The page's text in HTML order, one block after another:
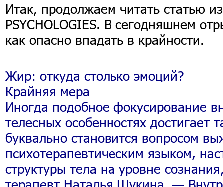
Итак, продолжаем читать статью
PSYCHOLOGIES. В сегодняшнем
как опасно впадать в крайности.
Жир: откуда столько эмоций?
Крайняя мера
Иногда подобное фокусирование
телесных особенностях достигает
буквально становится вопросом
психотерапевтическим языком,
структуры тела на уровне